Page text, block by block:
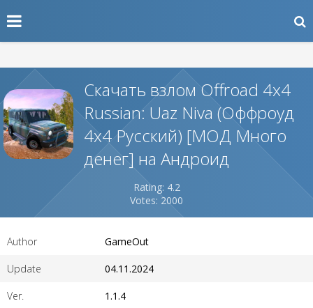
Скачать взлом Offroad 4x4
Russian: Uaz Niva (Оффроуд
4x4 Русский) [МОД Много
денег] на Андроид
Rating: 4.2
Votes: 2000
Author GameOut
Update 04.11.2024
Ver. 1.1.4